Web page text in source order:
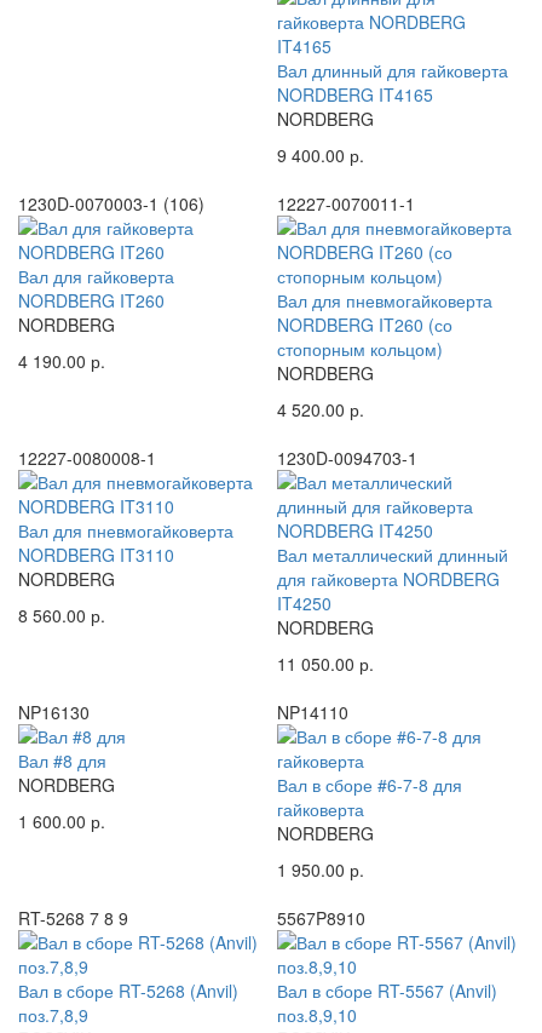
Вал длинный для гайковерта
NORDBERG IT4165
NORDBERG
9 400.00 р.
1230D-0070003-1 (106)
Вал для гайковерта
NORDBERG IT260
NORDBERG
4 190.00 р.
12227-0070011-1
Вал для пневмогайковерта
NORDBERG IT260 (со
стопорным кольцом)
NORDBERG
4 520.00 р.
12227-0080008-1
Вал для пневмогайковерта
NORDBERG IT3110
NORDBERG
8 560.00 р.
1230D-0094703-1
Вал металлический длинный
для гайковерта NORDBERG
IT4250
NORDBERG
11 050.00 р.
NP16130
Вал #8 для
NORDBERG
1 600.00 р.
NP14110
Вал в сборе #6-7-8 для
гайковерта
NORDBERG
1 950.00 р.
RT-5268 7 8 9
Вал в сборе RT-5268 (Anvil)
поз.7,8,9
5567P8910
Вал в сборе RT-5567 (Anvil)
поз.8,9,10